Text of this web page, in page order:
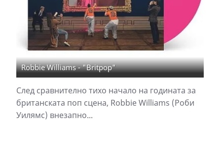
Robbie Williams - "Britpop"
След сравнително тихо начало на годината за
британската поп сцена, Robbie Williams (Роби
Уилямс) внезапно...